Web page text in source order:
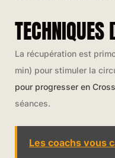
TECHNIQUES
La récupération est
min) pour stimuler la
pour progresser en
séances.
Les coachs vous